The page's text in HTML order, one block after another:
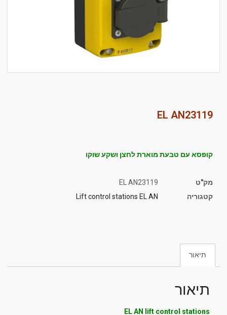
לאפס
את
כל
האפשרויות
cached
EL AN23119
קופסא עם טבעת מוארת לחצן ושקע שוקו
מק"ט
EL AN23119
קטגוריה
Lift control stations EL AN
תיאור
תיאור
EL AN lift control stations